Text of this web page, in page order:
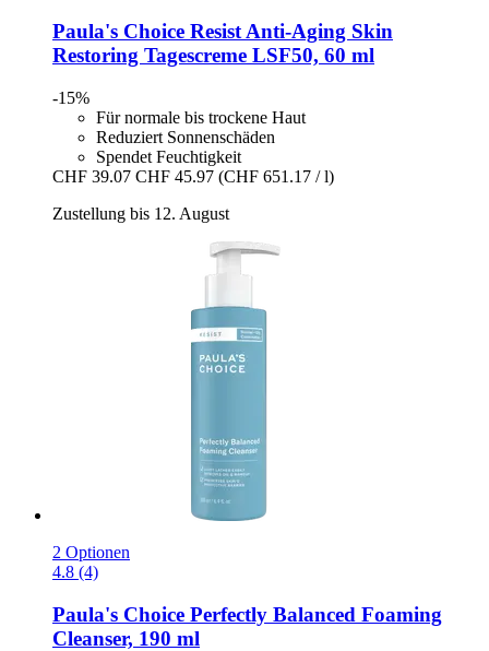
Paula's Choice Resist Anti-​Aging Skin
Restoring Tagescreme LSF50, 60 ml
-15%
Für normale bis trockene Haut
Reduziert Sonnenschäden
Spendet Feuchtigkeit
CHF 39.07 CHF 45.97 (CHF 651.17 / l)
Zustellung bis 12. August
2 Optionen
4.8 (4)
Paula's Choice Perfectly Balanced Foaming
Cleanser, 190 ml